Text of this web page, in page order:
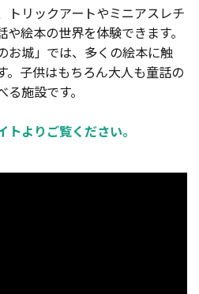
トリックアートやミニアスレチ
絵本の世界を体験できます。
お城」では、多くの絵本に触
。子供はもちろん大人も童話の
施設です。
よりご覧ください。